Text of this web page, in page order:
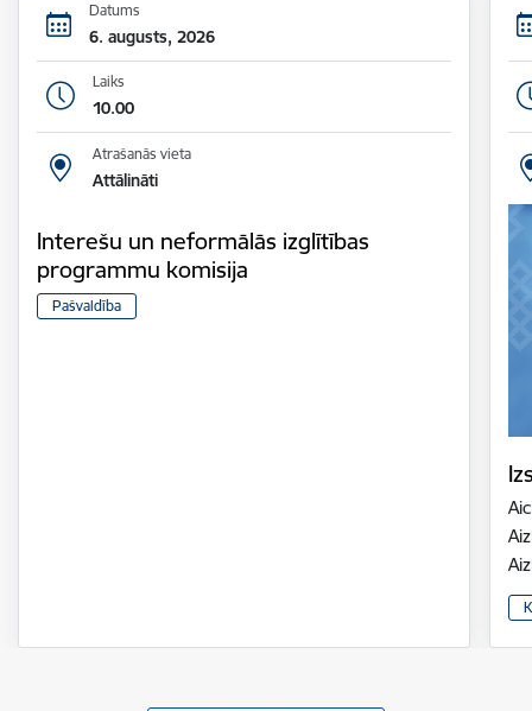
Datums
6. augusts, 2026
Laiks
10.00
Atrašanās vieta
Attālināti
Interešu un neformālās izglītības
programmu komisija
Pašvaldība